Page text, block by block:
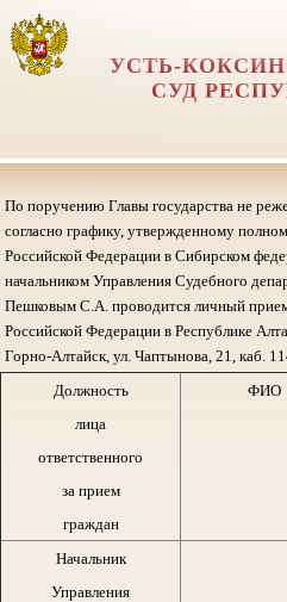
УСТЬ-
СУД
По поручению Главы государства не
согласно графику, утвержденному
Российской Федерации в Сибирском
начальником Управления Судебного
Пешковым С.А. проводится личный
Российской Федерации в Республике
Горно-Алтайск, ул. Чаптынова, 21, каб.
Должность
лица
ответственного
за прием
граждан
ФИО
Начальник
Управления